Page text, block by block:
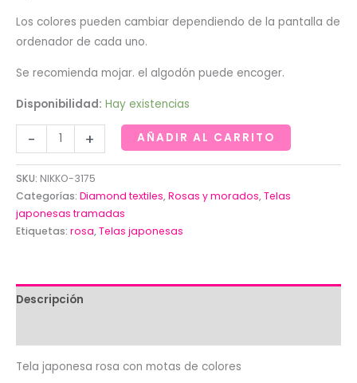
Los colores pueden cambiar dependiendo de la pantalla de
ordenador de cada uno.
Se recomienda mojar. el algodón puede encoger.
Disponibilidad: Hay existencias
-
japonesa
rosa
con
motas
de
textiles-
+ AÑADIR AL CARRITO
SKU: NIKKO-3175
Categorías: Diamond textiles,Rosas y morados,Telas
japonesas tramadas
Etiquetas: rosa,Telas japonesas
Descripción
Tela japonesa rosa con motas de colores